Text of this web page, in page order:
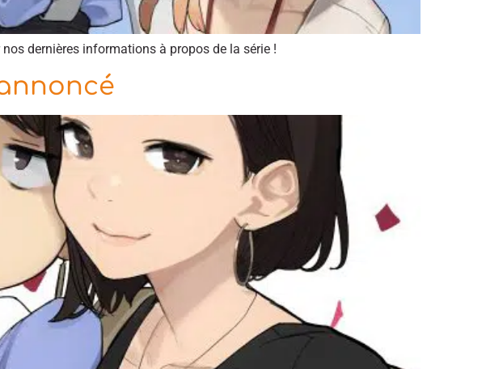
nos dernières informations à propos de la série !